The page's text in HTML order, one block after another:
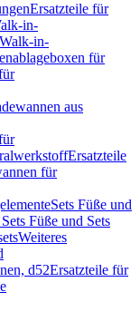
Ersatzteile für
in-
in-
für
aus
Ersatzteile
für
Sets Füße und
Füße und Sets
Weiteres
d52Ersatzteile für